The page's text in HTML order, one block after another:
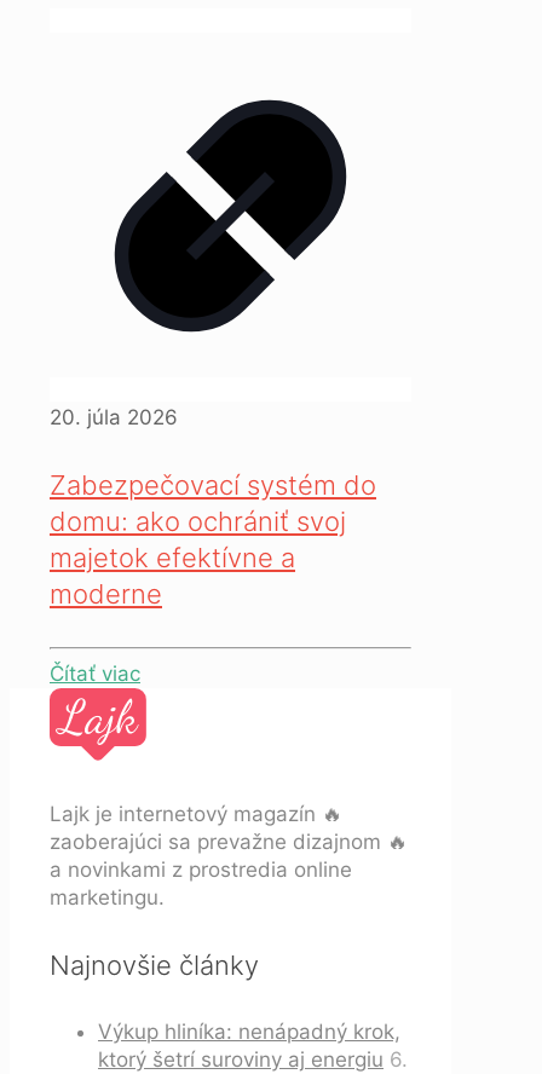
20. júla 2026
Zabezpečovací systém do
domu: ako ochrániť svoj
majetok efektívne a
moderne
Čítať viac
Lajk je internetový magazín 🔥
zaoberajúci sa prevažne dizajnom 🔥
a novinkami z prostredia online
marketingu.
Najnovšie články
Výkup hliníka: nenápadný krok,
ktorý šetrí suroviny aj energiu 6.